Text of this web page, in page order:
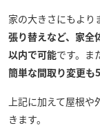
家の大きさにもより
張り替えなど、家全
以内で可能です。ま
簡単な間取り変更も
上記に加えて屋根
きます。